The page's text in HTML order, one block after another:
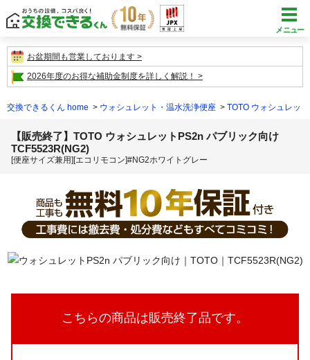
メニュー
お盆期間も営業しております
2026年度のお得な補助金制度を詳しく解説！
交換できるくん home ウォシュレット・温水洗浄便座 TOTO ウォシュレッ
【販売終了】TOTO ウォシュレットPS2n パブリック向け
TCF5523R(NG2)
[便座サイズ兼用][エコリモコン]#NG2ホワイトグレー
こちらの商品は販売終了品です。